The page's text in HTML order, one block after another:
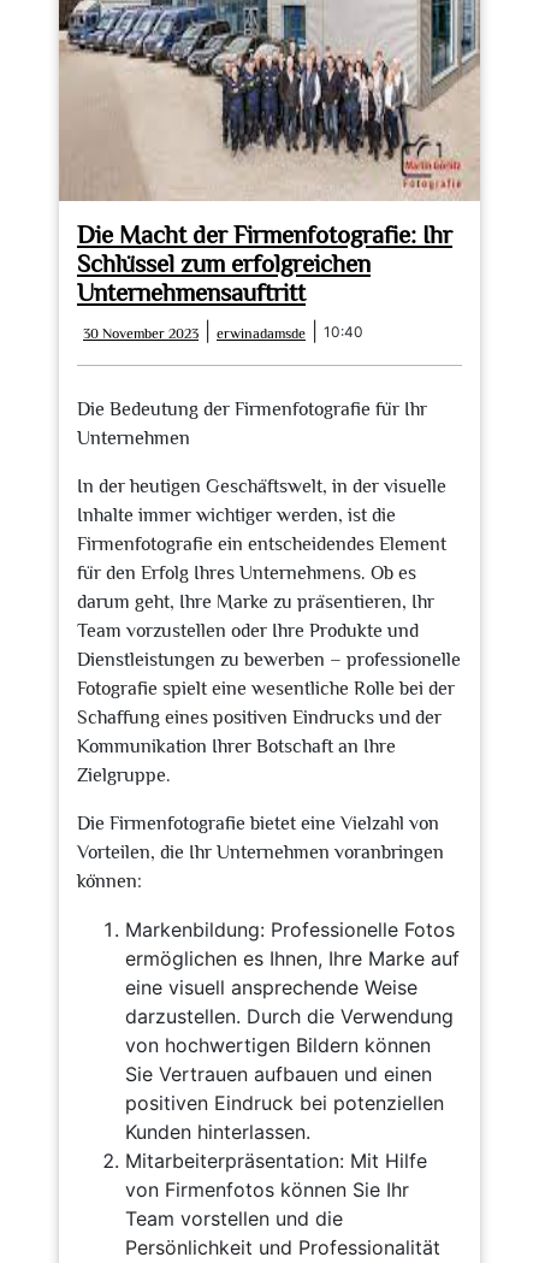
Die Macht der Firmenfotografie: Ihr
Schlüssel zum erfolgreichen
Unternehmensauftritt
30 November 2023
November
2023
erwinadamsde erwinadamsde
10:40
Die Bedeutung der Firmenfotografie für Ihr
Unternehmen
In der heutigen Geschäftswelt, in der visuelle
Inhalte immer wichtiger werden, ist die
Firmenfotografie ein entscheidendes Element
für den Erfolg Ihres Unternehmens. Ob es
darum geht, Ihre Marke zu präsentieren, Ihr
Team vorzustellen oder Ihre Produkte und
Dienstleistungen zu bewerben – professionelle
Fotografie spielt eine wesentliche Rolle bei der
Schaffung eines positiven Eindrucks und der
Kommunikation Ihrer Botschaft an Ihre
Zielgruppe.
Die Firmenfotografie bietet eine Vielzahl von
Vorteilen, die Ihr Unternehmen voranbringen
können:
Markenbildung: Professionelle Fotos
ermöglichen es Ihnen, Ihre Marke auf
eine visuell ansprechende Weise
darzustellen. Durch die Verwendung
von hochwertigen Bildern können
Sie Vertrauen aufbauen und einen
positiven Eindruck bei potenziellen
Kunden hinterlassen.
Mitarbeiterpräsentation: Mit Hilfe
von Firmenfotos können Sie Ihr
Team vorstellen und die
Persönlichkeit und Professionalität